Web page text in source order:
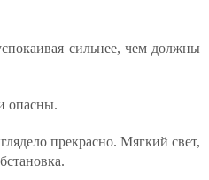
сильнее, чем должны
опасны.
прекрасно. Мягкий свет,